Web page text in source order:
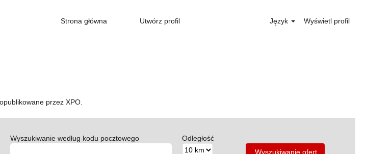
Strona główna Utwórz profil Język Wyświetl profil
przez XPO.
Wyszukiwanie według kodu pocztowego Odległość